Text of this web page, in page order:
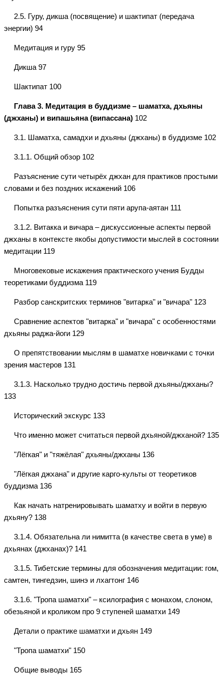
2.5. Гуру, дикша (посвящение) и шактипат (передача
энергии) 94
Медитация и гуру 95
Дикша 97
Шактипат 100
Глава 3. Медитация в буддизме – шаматха, дхьяны
(джханы) и випашьяна (випассана) 102
3.1. Шаматха, самадхи и дхьяны (джханы) в буддизме 102
3.1.1. Общий обзор 102
Разъяснение сути четырёх джхан для практиков простыми
словами и без поздних искажений 106
Попытка разъяснения сути пяти арупа-аятан 111
3.1.2. Витакка и вичара – дискуссионные аспекты первой
джханы в контексте якобы допустимости мыслей в состоянии
медитации 119
Многовековые искажения практического учения Будды
теоретиками буддизма 119
Разбор санскритских терминов "витарка" и "вичара" 123
Сравнение аспектов "витарка" и "вичара" с особенностями
дхьяны раджа-йоги 129
О препятствовании мыслям в шаматхе новичками с точки
зрения мастеров 131
3.1.3. Насколько трудно достичь первой дхьяны/джханы?
133
Исторический экскурс 133
Что именно может считаться первой дхьяной/джханой? 135
"Лёгкая" и "тяжёлая" дхьяны/джханы 136
"Лёгкая джхана" и другие карго-культы от теоретиков
буддизма 136
Как начать натренировывать шаматху и войти в первую
дхьяну? 138
3.1.4. Обязательна ли нимитта (в качестве света в уме) в
дхьянах (джханах)? 141
3.1.5. Тибетские термины для обозначения медитации: гом,
самтен, тингедзин, шинэ и лхагтонг 146
3.1.6. "Тропа шаматхи" – ксилография с монахом, слоном,
обезьяной и кроликом про 9 ступеней шаматхи 149
Детали о практике шаматхи и дхьян 149
"Тропа шаматхи" 150
Общие выводы 165